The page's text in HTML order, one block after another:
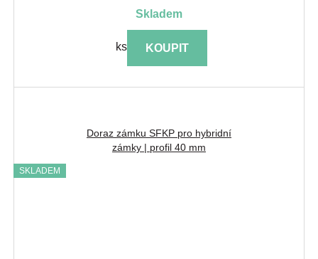
skladem
ks KOUPIT
Doraz zámku SFKP pro hybridní
zámky | profil 40 mm
SKLADEM